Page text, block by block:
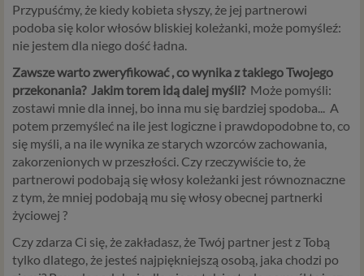
Przypuśćmy, że kiedy kobieta słyszy, że jej partnerowi
podoba się kolor włosów bliskiej koleżanki, może pomyśleź:
nie jestem dla niego dość ładna.
Zawsze warto zweryfikować , co wynika z takiego Twojego
przekonania? Jakim torem idą dalej myśli?Może pomyśli:
zostawi mnie dla innej, bo inna mu się bardziej spodoba... A
potem przemyśleć na ile jest logiczne i prawdopodobne to, co
się myśli, a na ile wynika ze starych wzorców zachowania,
zakorzenionych w przeszłości. Czy rzeczywiście to, że
partnerowi podobają się włosy koleżanki jest równoznaczne
z tym, że mniej podobają mu się włosy obecnej partnerki
życiowej ?
Czy zdarza Ci się, że zakładasz, że Twój partner jest z Tobą
tylko dlatego, że jesteś najpiękniejszą osobą, jaka chodzi po